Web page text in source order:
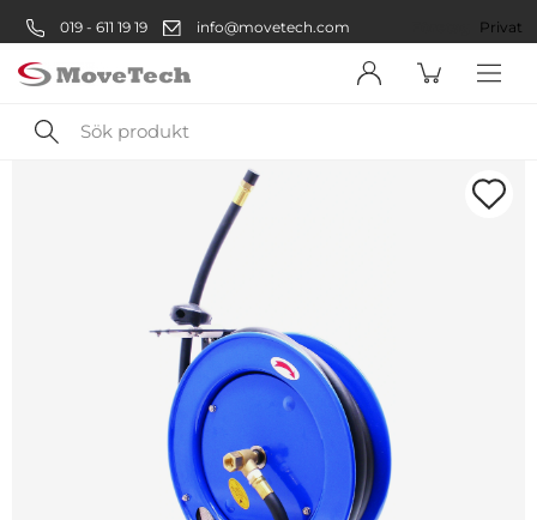
019 - 611 19 19 info@movetech.com Privat
Sök
produkt
Välkommen! Välj hur du vill
Företag
Privatperson